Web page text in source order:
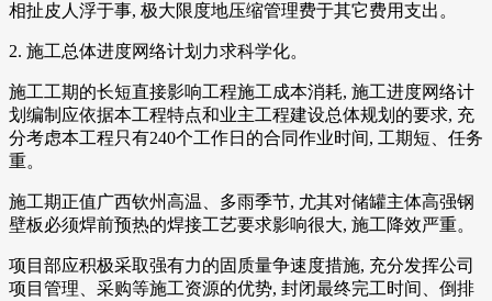
相扯皮人浮于事, 极大限度地压缩管理费于其它费用支出。
2. 施工总体进度网络计划力求科学化。
施工工期的长短直接影响工程施工成本消耗, 施工进度网络计
划编制应依据本工程特点和业主工程建设总体规划的要求, 充
分考虑本工程只有240个工作日的合同作业时间, 工期短、任务
重。
施工期正值广西钦州高温、多雨季节, 尤其对储罐主体高强钢
壁板必须焊前预热的焊接工艺要求影响很大, 施工降效严重。
项目部应积极采取强有力的固质量争速度措施, 充分发挥公司
项目管理、采购等施工资源的优势, 封闭最终完工时间、倒排